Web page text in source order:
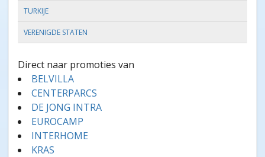
TURKIJE
VERENIGDE STATEN
Direct naar promoties van
BELVILLA
CENTERPARCS
DE JONG INTRA
EUROCAMP
INTERHOME
KRAS